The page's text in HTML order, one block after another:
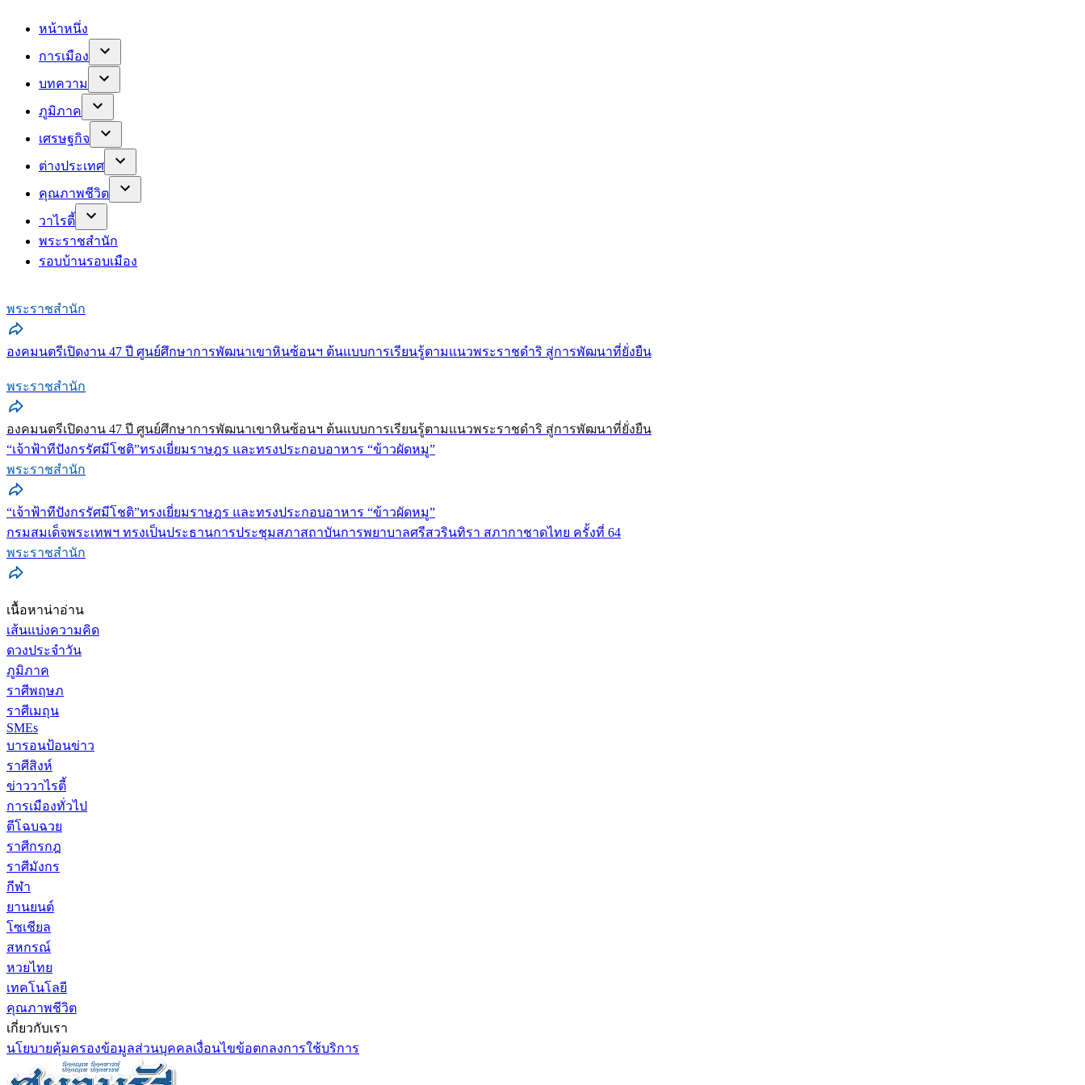
หน้าหนึ่ง
การเมือง
บทความ
ภูมิภาค
เศรษฐกิจ
ต่างประเทศ
คุณภาพชีวิต
วาไรตี้
พระราชสำนัก
รอบบ้านรอบเมือง
พระราชสำนัก
องคมนตรีเปิดงาน 47 ปี ศูนย์ศึกษาการพัฒนาเขาหินซ้อนฯ ต้นแบบการเรียนรู้ตามแนวพระราชดำริ สู่การพัฒนาที่ยั่งยืน
พระราชสำนัก
องคมนตรีเปิดงาน 47 ปี ศูนย์ศึกษาการพัฒนาเขาหินซ้อนฯ ต้นแบบการเรียนรู้ตามแนวพระราชดำริ สู่การพัฒนาที่ยั่งยืน
“เจ้าฟ้าทีปังกรรัศมีโชติ”ทรงเยี่ยมราษฎร และทรงประกอบอาหาร “ข้าวผัดหมู”
พระราชสำนัก
“เจ้าฟ้าทีปังกรรัศมีโชติ”ทรงเยี่ยมราษฎร และทรงประกอบอาหาร “ข้าวผัดหมู”
กรมสมเด็จพระเทพฯ ทรงเป็นประธานการประชุมสภาสถาบันการพยาบาลศรีสวรินทิรา สภากาชาดไทย ครั้งที่ 64
พระราชสำนัก
เนื้อหาน่าอ่าน
เส้นแบ่งความคิด
ดวงประจำวัน
ภูมิภาค
ราศีพฤษภ
ราศีเมถุน
SMEs
บารอนป้อนข่าว
ราศีสิงห์
ข่าววาไรตี้
การเมืองทั่วไป
ตีโฉบฉวย
ราศีกรกฎ
ราศีมังกร
กีฬา
ยานยนต์
โซเชียล
สหกรณ์
หวยไทย
เทคโนโลยี
คุณภาพชีวิต
เกี่ยวกับเรา
นโยบายคุ้มครองข้อมูลส่วนบุคคลเงื่อนไขข้อตกลงการใช้บริการ